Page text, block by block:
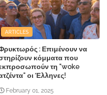
ARTICLES
: Επιμένουν να
κόμματα που
τη "woke
οι Έλληνες!
February 01, 2025